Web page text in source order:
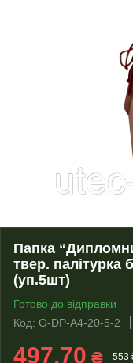
Папка
твер. палітурка
(уп.5шт)
Готово до відправки
Код: O-DP-А4-20-5-2
497,70 ₴ 553